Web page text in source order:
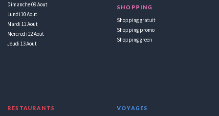
Dimanche 09 Aout
Lundi 10 Aout
Mardi 11 Aout
Mercredi 12 Aout
Jeudi 13 Aout
SHOPPING
Shopping gratuit
Shopping promo
Shopping green
RESTAURANTS VOYAGES